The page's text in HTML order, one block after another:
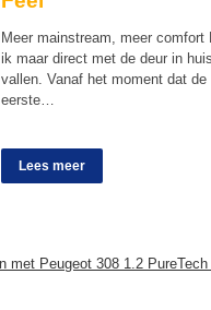
Meer mainstream, meer comfort
ik maar direct met de deur in huis
vallen. Vanaf het moment dat de
eerste…
Lees meer